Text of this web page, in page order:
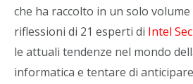
che ha raccolto in un solo
riflessioni di 21 esperti di Intel
le attuali tendenze nel mondo
informatica e tentare di